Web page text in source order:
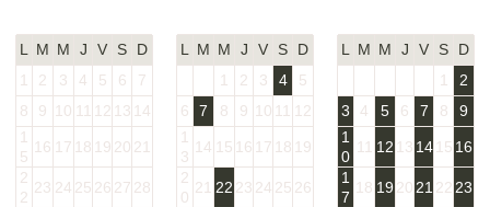
L M M J V S
D
1
2 3 4 5 6
7
8
9 10 11 12 13 14
1
5
16 17 18 19 20 21
2
2
23 24 25 26 27 28
L M M J V S
D
1
2 3 4
5
6
7 8 9 10 11 12
1
3
14 15 16 17 18 19
2
0
21 22 23 24 25 26
L M M J V S
D
1
2
3
4 5 6 7 8
9
1
0
11 12 13 14 15 16
1
7
18 19 20 21 22 23